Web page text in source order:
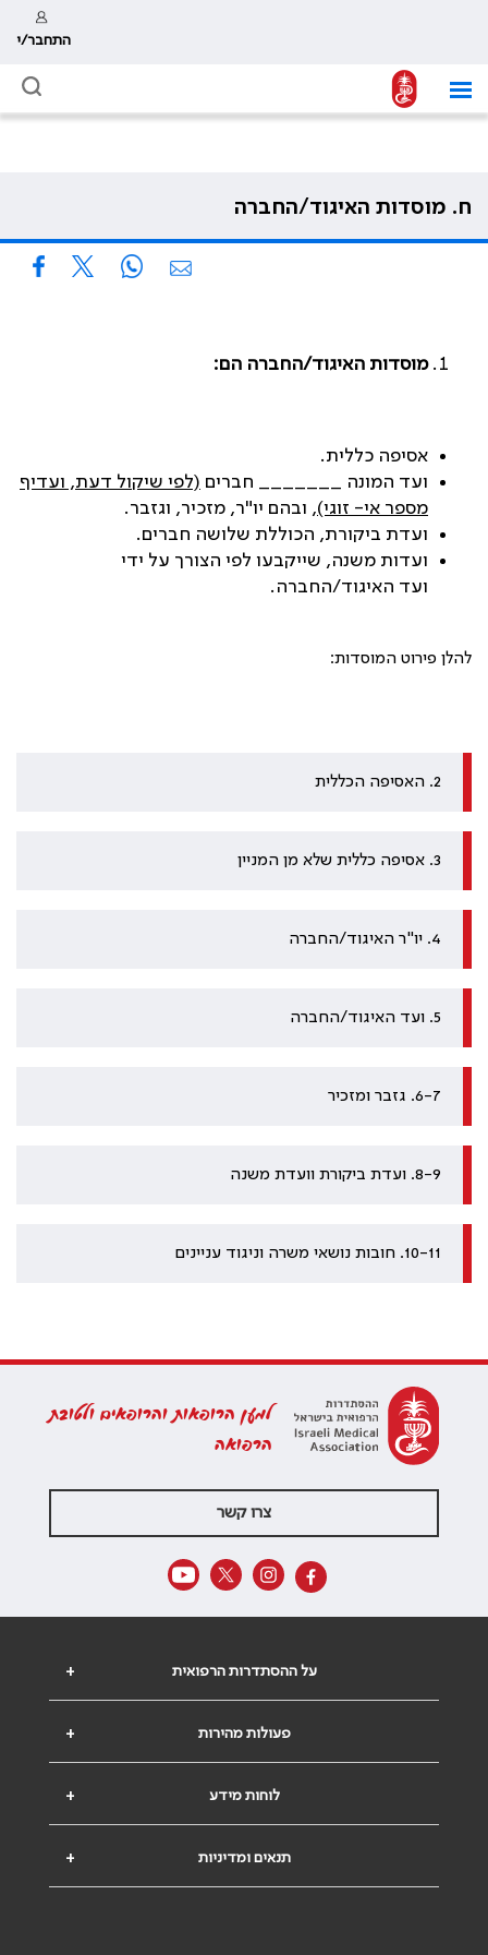
התחבר/י
ח. מוסדות האיגוד/החברה
מוסדות האיגוד/החברה הם:
אסיפה כללית.
ועד המונה _______ חברים (לפי שיקול דעת, ועדיף
מספר אי- זוגי), ובהם יו"ר, מזכיר, וגזבר.
ועדת ביקורת, הכוללת שלושה חברים.
ועדות משנה, שייקבעו לפי הצורך על ידי
ועד האיגוד/החברה.
להלן פירוט המוסדות:
2. האסיפה הכללית
3. אסיפה כללית שלא מן המניין
4. יו"ר האיגוד/החברה
5. ועד האיגוד/החברה
6-7. גזבר ומזכיר
8-9. ועדת ביקורת וועדת משנה
10-11. חובות נושאי משרה וניגוד עניינים
למען הרופאות והרופאים ולטובת
הרפואה
צרו קשר
+ על ההסתדרות הרפואית
+ פעולות מהירות
+ לוחות מידע
+ תנאים ומדיניות